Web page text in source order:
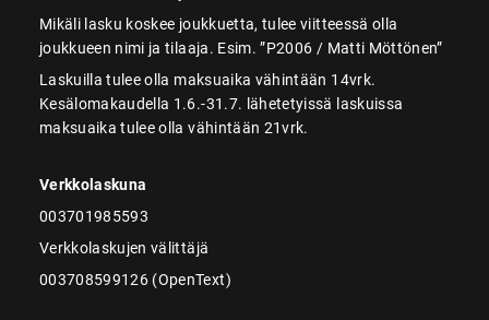
Mikäli lasku koskee joukkuetta, tulee viitteessä olla
joukkueen nimi ja tilaaja. Esim. ”P2006 / Matti Möttönen”
Laskuilla tulee olla maksuaika vähintään 14vrk.
Kesälomakaudella 1.6.-31.7. lähetetyissä laskuissa
maksuaika tulee olla vähintään 21vrk.
Verkkolaskuna
003701985593
Verkkolaskujen välittäjä
003708599126 (OpenText)